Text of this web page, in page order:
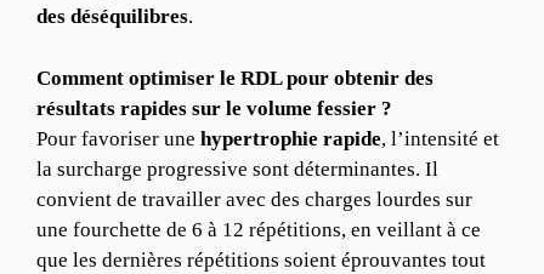
des déséquilibres.
Comment optimiser le RDL pour obtenir des
résultats rapides sur le volume fessier ?
Pour favoriser une hypertrophie rapide, l’intensité et
la surcharge progressive sont déterminantes. Il
convient de travailler avec des charges lourdes sur
une fourchette de 6 à 12 répétitions, en veillant à ce
que les dernières répétitions soient éprouvantes tout